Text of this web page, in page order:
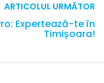
ARTICOLUL URMĂTOR
Expertează-te în
Timișoara!